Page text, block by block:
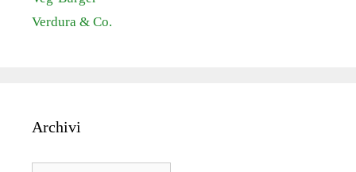
Verdura & Co.
Archivi